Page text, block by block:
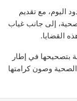
اليوم، مع تقديم
إلى جانب غياب
القضايا.
بتصحيحها في إطار
الصحية وصون كرامتها
والصحة: دور التغذية
الصحة العامة